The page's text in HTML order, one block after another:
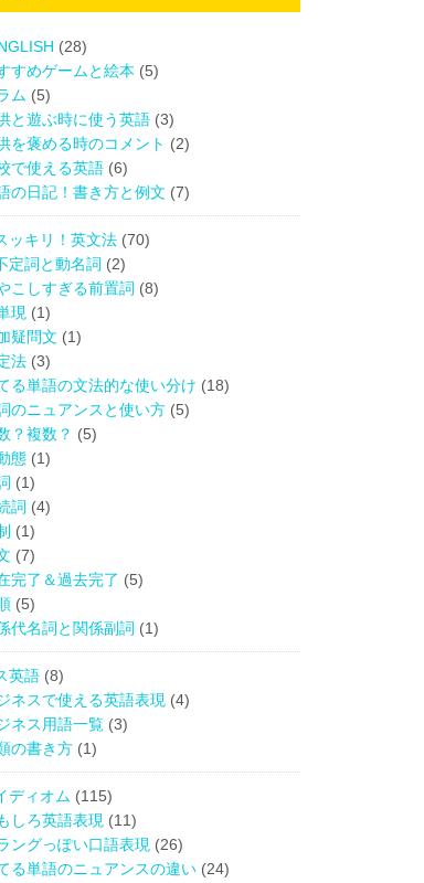
(28)
すめゲームと絵本 (5)
ム (5)
と遊ぶ時に使う英語 (3)
を褒める時のコメント (2)
で使える英語 (6)
の日記！書き方と例文 (7)
ッキリ！英文法 (70)
定詞と動名詞 (2)
こしすぎる前置詞 (8)
現 (1)
疑問文 (1)
法 (3)
る単語の文法的な使い分け (18)
のニュアンスと使い方 (5)
？複数？ (5)
態 (1)
(1)
詞 (4)
(1)
(7)
完了＆過去完了 (5)
(5)
代名詞と関係副詞 (1)
英語 (8)
ネスで使える英語表現 (4)
ネス用語一覧 (3)
の書き方 (1)
ディオム (115)
しろ英語表現 (11)
ングっぽい口語表現 (26)
る単語のニュアンスの違い (24)